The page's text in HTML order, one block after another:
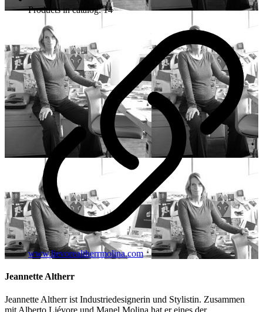
Products in catalog: 14
www.lievorealtherrmolina.com
Jeannette Altherr
Jeannette Altherr ist Industriedesignerin und Stylistin. Zusammen